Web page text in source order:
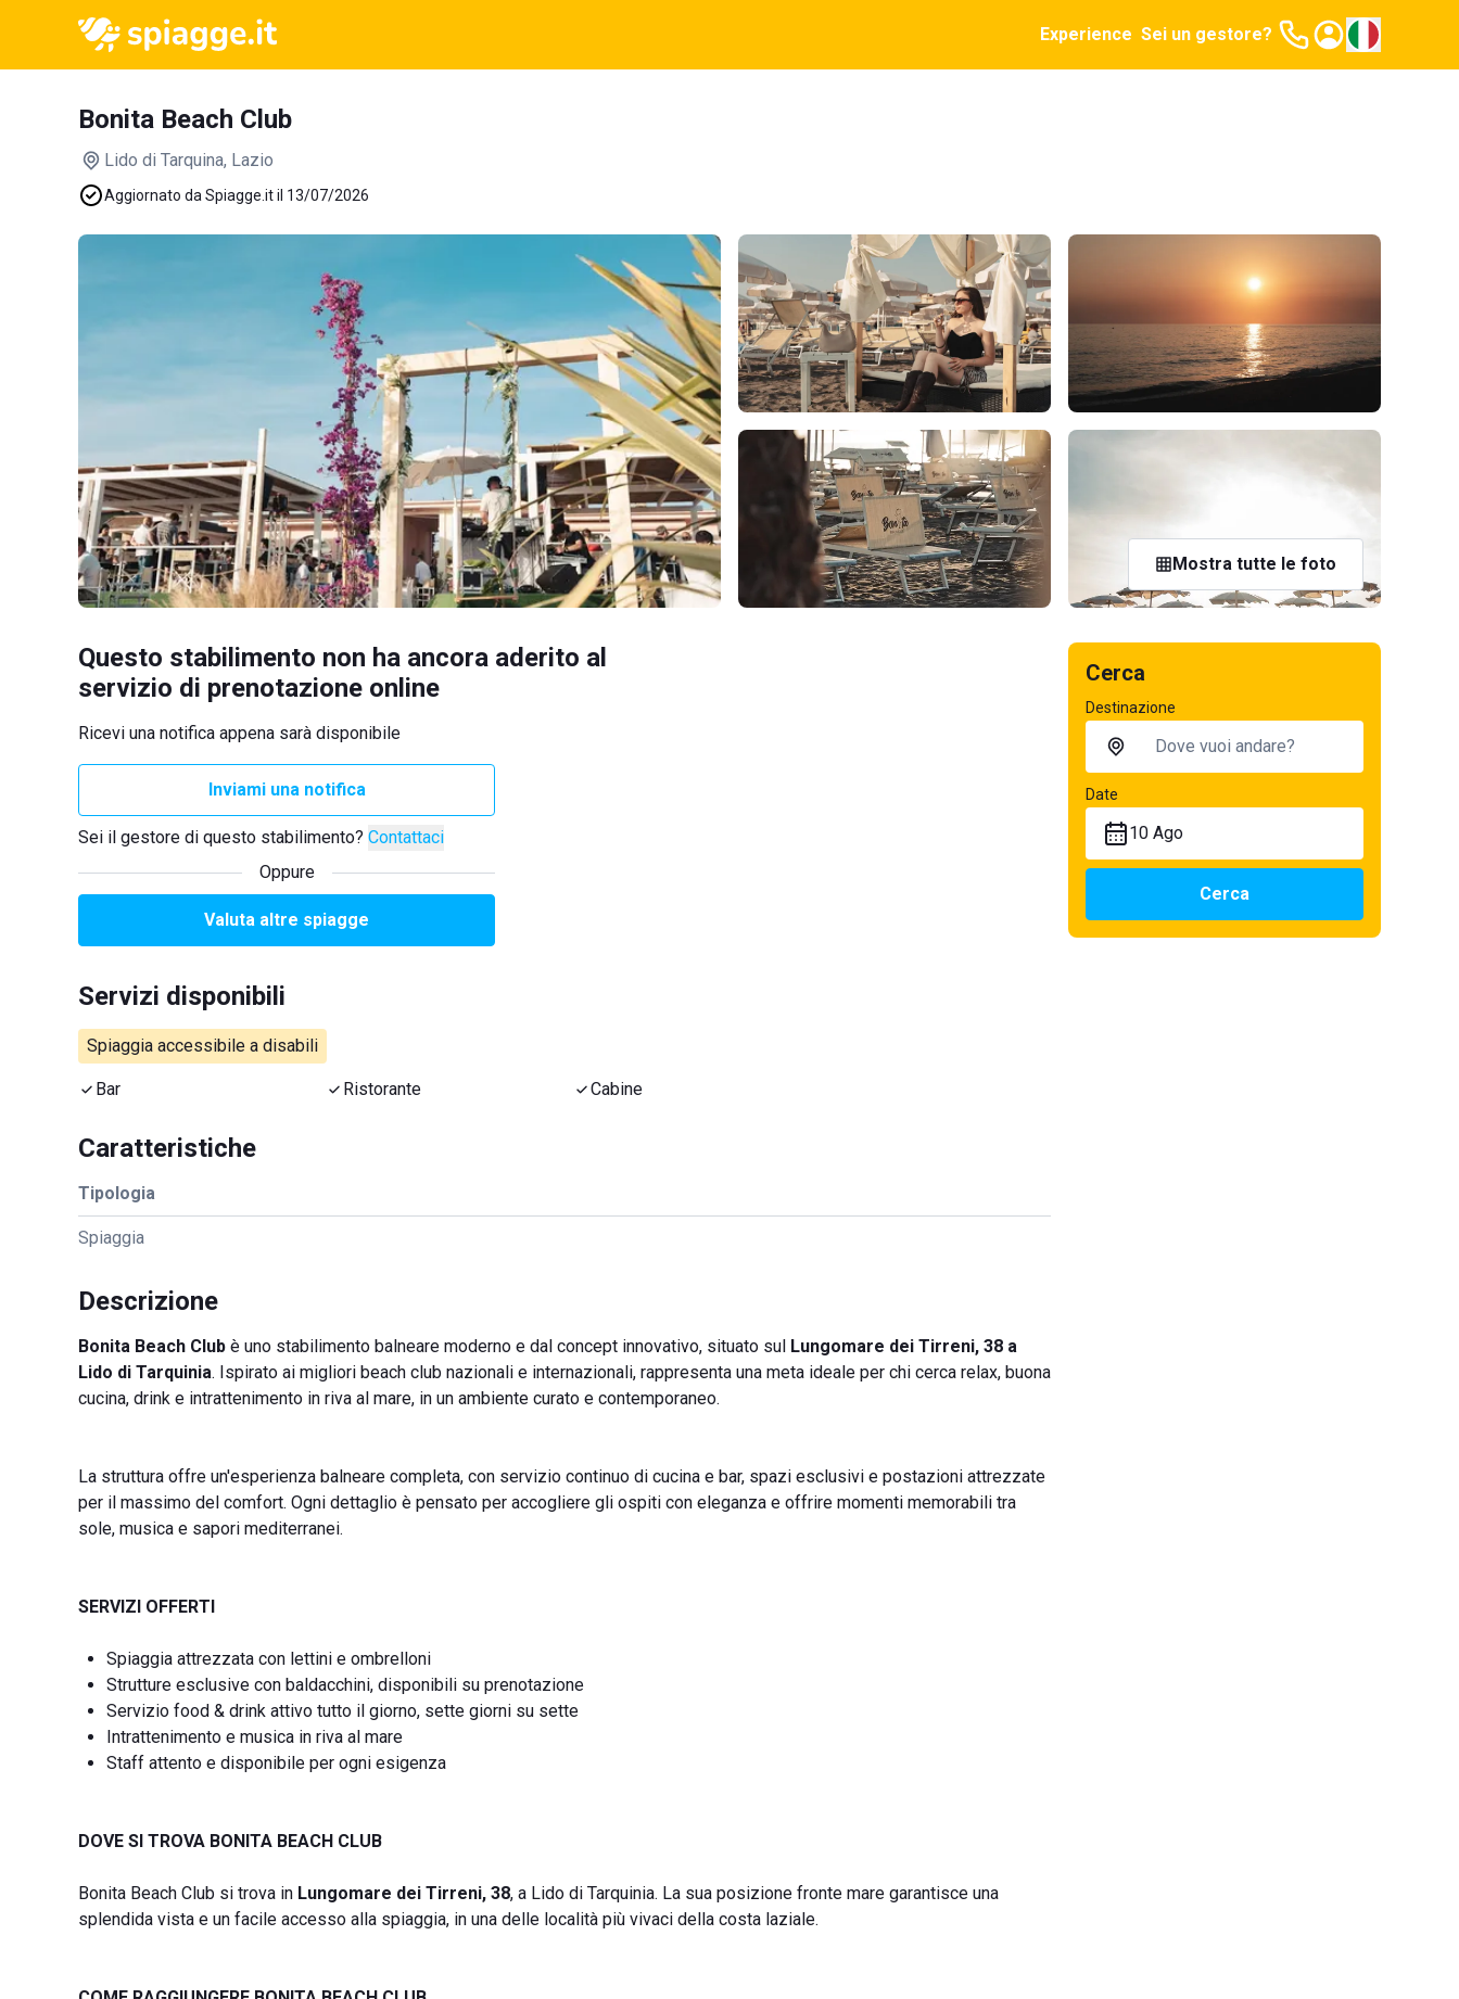
Experience Sei un gestore?
Bonita Beach Club
Lido di Tarquina, Lazio
Aggiornato da Spiagge.it il 13/07/2026
Mostra tutte le foto
Questo stabilimento non ha ancora aderito al
servizio di prenotazione online
Ricevi una notifica appena sarà disponibile
Inviami una notifica
Sei il gestore di questo stabilimento? Contattaci
Oppure
Valuta altre spiagge
Servizi disponibili
Spiaggia accessibile a disabili
Bar Ristorante Cabine
Caratteristiche
Tipologia
Spiaggia
Descrizione
Bonita Beach Club è uno stabilimento balneare moderno e dal concept innovativo, situato sul Lungomare dei Tirreni, 38 a
Lido di Tarquinia. Ispirato ai migliori beach club nazionali e internazionali, rappresenta una meta ideale per chi cerca relax, buona
cucina, drink e intrattenimento in riva al mare, in un ambiente curato e contemporaneo.
La struttura offre un'esperienza balneare completa, con servizio continuo di cucina e bar, spazi esclusivi e postazioni attrezzate
per il massimo del comfort. Ogni dettaglio è pensato per accogliere gli ospiti con eleganza e offrire momenti memorabili tra
sole, musica e sapori mediterranei.
SERVIZI OFFERTI
Spiaggia attrezzata con lettini e ombrelloni
Strutture esclusive con baldacchini, disponibili su prenotazione
Servizio food & drink attivo tutto il giorno, sette giorni su sette
Intrattenimento e musica in riva al mare
Staff attento e disponibile per ogni esigenza
DOVE SI TROVA BONITA BEACH CLUB
Bonita Beach Club si trova in Lungomare dei Tirreni, 38, a Lido di Tarquinia. La sua posizione fronte mare garantisce una
splendida vista e un facile accesso alla spiaggia, in una delle località più vivaci della costa laziale.
Cerca
Destinazione
Date
10 Ago
Cerca